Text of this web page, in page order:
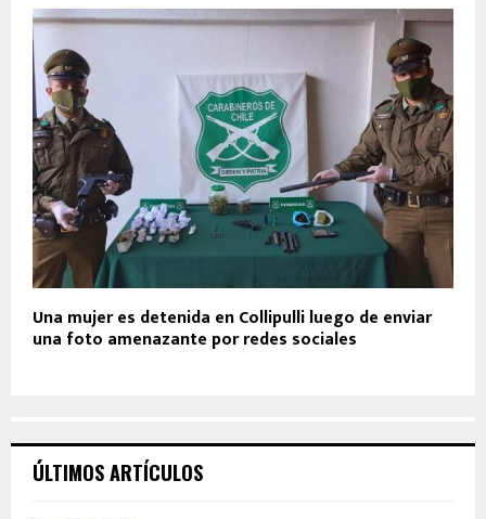
Una mujer es detenida en Collipulli luego de enviar
una foto amenazante por redes sociales
ÚLTIMOS ARTÍCULOS